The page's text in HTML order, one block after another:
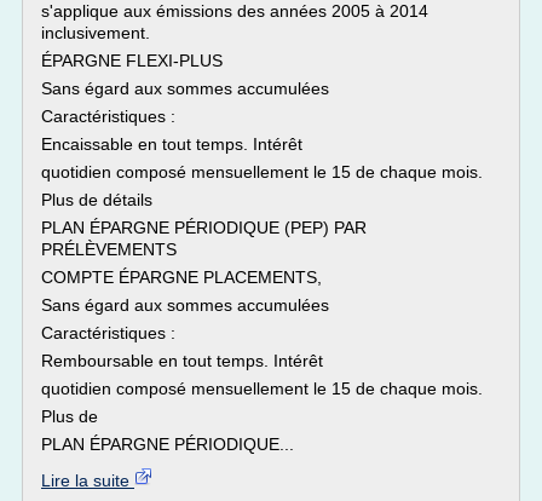
s'applique aux émissions des années 2005 à 2014
inclusivement.
ÉPARGNE FLEXI-PLUS
Sans égard aux sommes accumulées
Caractéristiques :
Encaissable en tout temps. Intérêt
quotidien composé mensuellement le 15 de chaque mois.
Plus de détails
PLAN ÉPARGNE PÉRIODIQUE (PEP) PAR
PRÉLÈVEMENTS
COMPTE ÉPARGNE PLACEMENTS,
Sans égard aux sommes accumulées
Caractéristiques :
Remboursable en tout temps. Intérêt
quotidien composé mensuellement le 15 de chaque mois.
Plus de
PLAN ÉPARGNE PÉRIODIQUE...
Lire la suite